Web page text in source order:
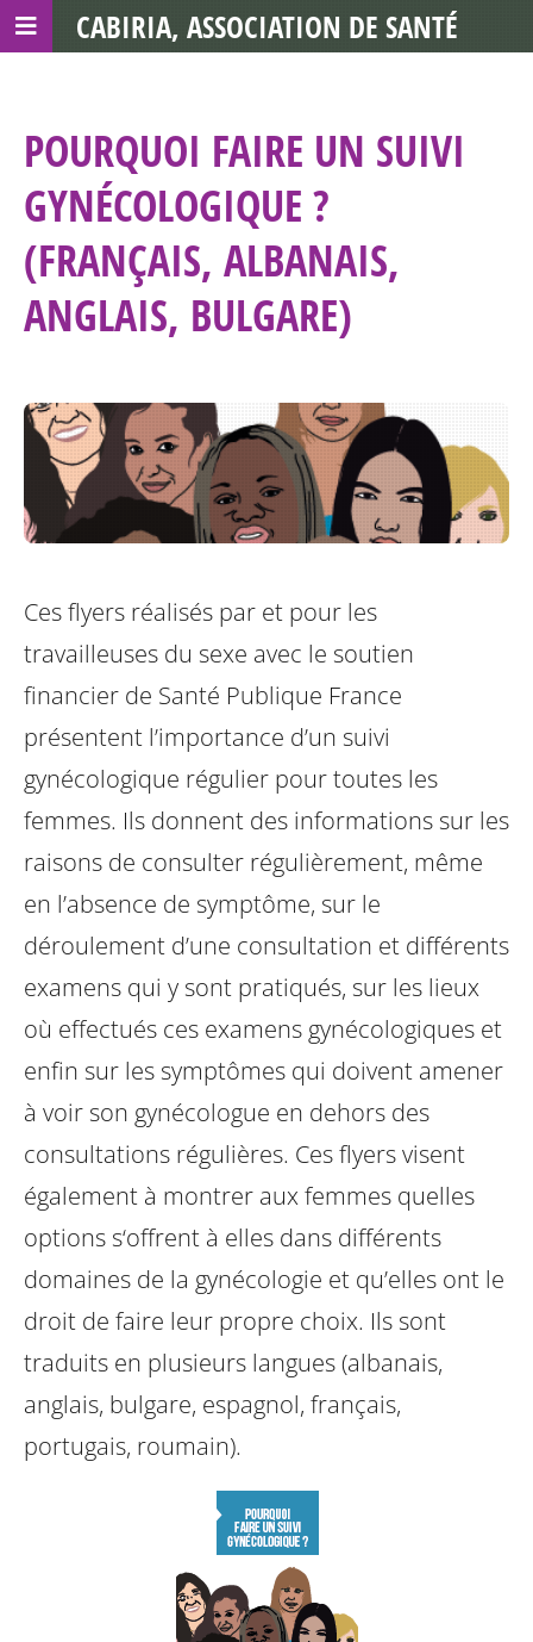
POURQUOI FAIRE UN SUIVI
GYNÉCOLOGIQUE ?
(FRANÇAIS, ALBANAIS,
ANGLAIS, BULGARE)
Ces flyers réalisés par et pour les
travailleuses du sexe avec le soutien
financier de Santé Publique France
présentent l’importance d’un suivi
gynécologique régulier pour toutes les
femmes. Ils donnent des informations sur les
raisons de consulter régulièrement, même
en l’absence de symptôme, sur le
déroulement d’une consultation et différents
examens qui y sont pratiqués, sur les lieux
où effectués ces examens gynécologiques et
enfin sur les symptômes qui doivent amener
à voir son gynécologue en dehors des
consultations régulières. Ces flyers visent
également à montrer aux femmes quelles
options s‘offrent à elles dans différents
domaines de la gynécologie et qu’elles ont le
droit de faire leur propre choix. Ils sont
traduits en plusieurs langues (albanais,
anglais, bulgare, espagnol, français,
portugais, roumain).
CABIRIA, ASSOCIATION DE SANTÉ